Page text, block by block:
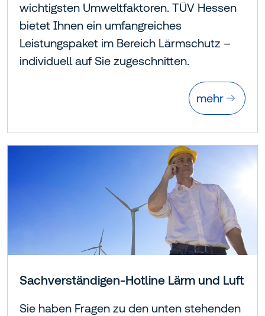
wichtigsten Umweltfaktoren. TÜV Hessen
bietet Ihnen ein umfangreiches
Leistungspaket im Bereich Lärmschutz –
individuell auf Sie zugeschnitten.
mehr
Sachverständigen-Hotline Lärm und Luft
Sie haben Fragen zu den unten stehenden